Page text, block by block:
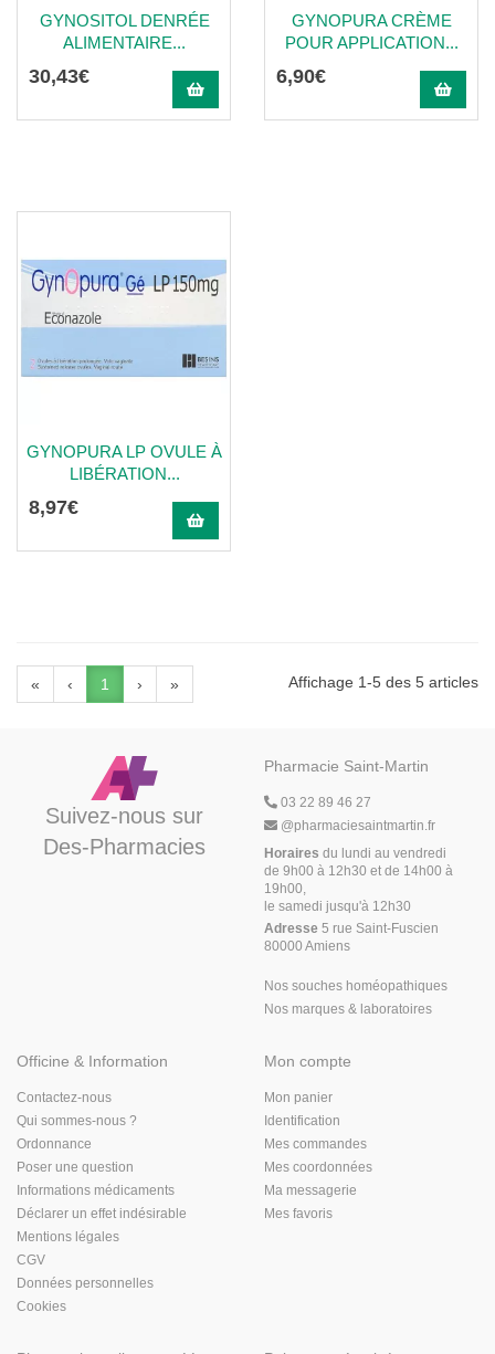
GYNOSITOL DENRÉE
ALIMENTAIRE...
30,43€
GYNOPURA CRÈME
POUR APPLICATION...
6,90€
GYNOPURA LP OVULE À
LIBÉRATION...
8,97€
« ‹ 1 › » Affichage 1-5 des 5 articles
Suivez-nous sur
Des-Pharmacies
Pharmacie Saint-Martin
03 22 89 46 27
@pharmaciesaintmartin.fr
Horaires du lundi au vendredi
de 9h00 à 12h30 et de 14h00 à
19h00,
le samedi jusqu'à 12h30
Adresse 5 rue Saint-Fuscien
80000 Amiens
Nos souches homéopathiques
Nos marques & laboratoires
Officine & Information
Contactez-nous
Qui sommes-nous ?
Ordonnance
Poser une question
Informations médicaments
Déclarer un effet indésirable
Mentions légales
CGV
Données personnelles
Cookies
Mon compte
Mon panier
Identification
Mes commandes
Mes coordonnées
Ma messagerie
Mes favoris